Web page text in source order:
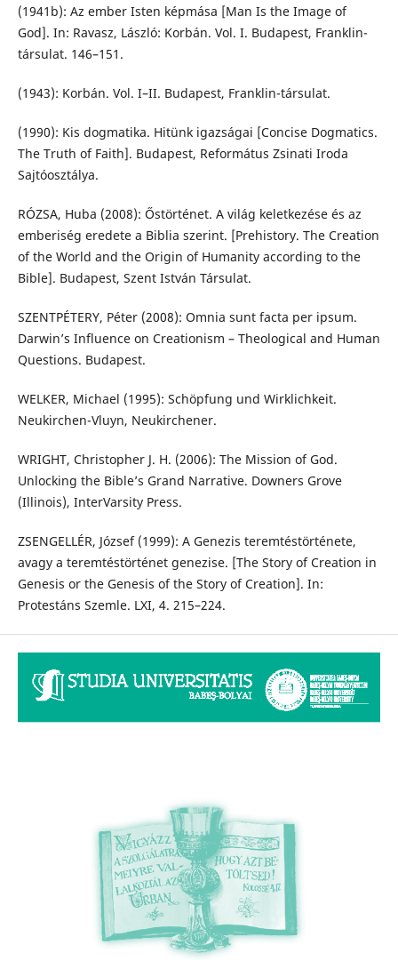
(1941b): Az ember Isten képmása [Man Is the Image of
God]. In: Ravasz, László: Korbán. Vol. I. Budapest, Franklin-
társulat. 146–151.
(1943): Korbán. Vol. I–II. Budapest, Franklin-társulat.
(1990): Kis dogmatika. Hitünk igazságai [Concise Dogmatics.
The Truth of Faith]. Budapest, Református Zsinati Iroda
Sajtóosztálya.
RÓZSA, Huba (2008): Őstörténet. A világ keletkezése és az
emberiség eredete a Biblia szerint. [Prehistory. The Creation
of the World and the Origin of Humanity according to the
Bible]. Budapest, Szent István Társulat.
SZENTPÉTERY, Péter (2008): Omnia sunt facta per ipsum.
Darwin’s Influence on Creationism – Theological and Human
Questions. Budapest.
WELKER, Michael (1995): Schöpfung und Wirklichkeit.
Neukirchen-Vluyn, Neukirchener.
WRIGHT, Christopher J. H. (2006): The Mission of God.
Unlocking the Bible’s Grand Narrative. Downers Grove
(Illinois), InterVarsity Press.
ZSENGELLÉR, József (1999): A Genezis teremtéstörténete,
avagy a teremtéstörténet genezise. [The Story of Creation in
Genesis or the Genesis of the Story of Creation]. In:
Protestáns Szemle. LXI, 4. 215–224.